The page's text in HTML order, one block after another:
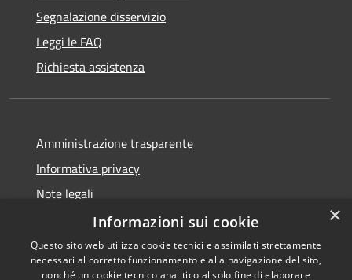
Segnalazione disservizio
Leggi le FAQ
Richiesta assistenza
Amministrazione trasparente
Informativa privacy
Note legali
Dichiarazione di accessibilità
×
Informazioni sui cookie
Questo sito web utilizza cookie tecnici e assimilati strettamente
necessari al corretto funzionamento e alla navigazione del sito,
nonché un cookie tecnico analitico al solo fine di elaborare